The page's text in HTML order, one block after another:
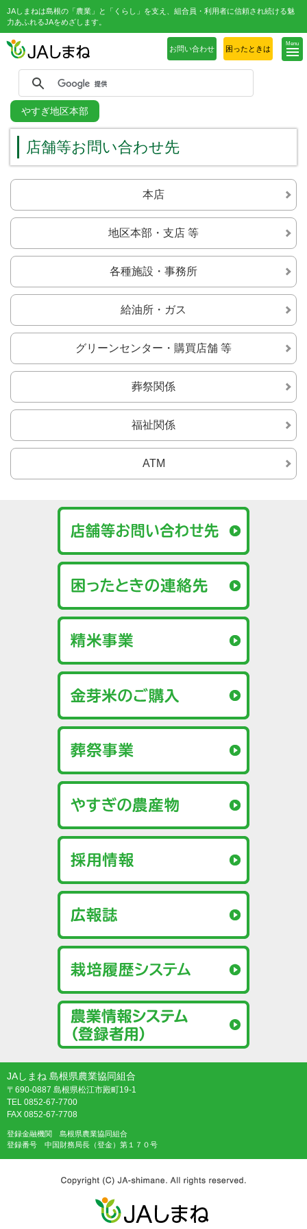
JAしまねは島根の「農業」と「くらし」を支え、組合員・利用者に信頼され続ける魅
力あふれるJAをめざします。
Menu
お問い合わせ 困ったときは
やすぎ地区本部
店舗等お問い合わせ先
本店
地区本部・支店 等
各種施設・事務所
給油所・ガス
グリーンセンター・ 購買店舗 等
葬祭関係
福祉関係
ATM
JAしまね 島根県農業協同組合
〒690-0887 島根県松江市殿町19-1
TEL 0852-67-7700
FAX 0852-67-7708
登録金融機関 島根県農業協同組合
登録番号 中国財務局長（登金）第１７０号